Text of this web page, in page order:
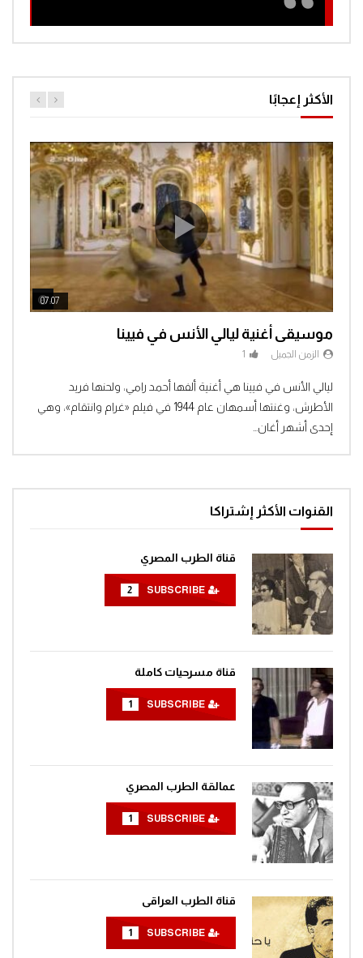
الأكثر إعجابًا
07:07
موسيقى أغنية ليالي الأنس في فيينا
الزمن الجميل 1
ليالي الأنس في فيينا هي أغنية ألفها أحمد رامي، ولحنها فريد
الأطرش، وغنتها أسمهان عام 1944 في فيلم «غرام وانتقام»، وهي
إحدى أشهر أغان...
Watch Later
القنوات الأكثر إشتراكا
قناة الطرب المصري
2
قناة مسرحيات كاملة
1
عمالقة الطرب المصري
1
قناة الطرب العراقى
1